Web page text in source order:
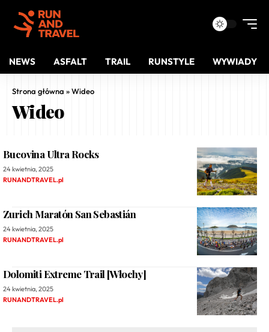
NEWS ASFALT TRAIL RUNSTYLE WYWIADY
Strona główna »Wideo
Wideo
Bucovina Ultra Rocks
24 kwietnia, 2025
RUNANDTRAVEL.pl
Zurich Maratón San Sebastián
24 kwietnia, 2025
RUNANDTRAVEL.pl
Dolomiti Extreme Trail [Włochy]
24 kwietnia, 2025
RUNANDTRAVEL.pl